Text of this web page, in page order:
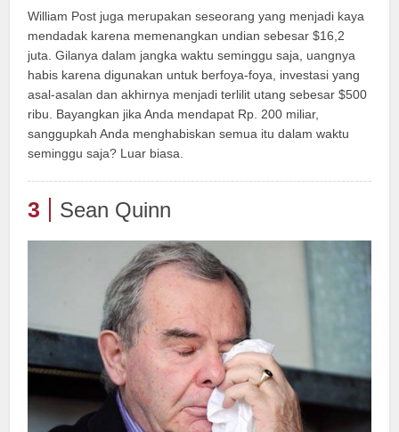
William Post juga merupakan seseorang yang menjadi kaya
mendadak karena memenangkan undian sebesar $16,2
juta. Gilanya dalam jangka waktu seminggu saja, uangnya
habis karena digunakan untuk berfoya-foya, investasi yang
asal-asalan dan akhirnya menjadi terlilit utang sebesar $500
ribu. Bayangkan jika Anda mendapat Rp. 200 miliar,
sanggupkah Anda menghabiskan semua itu dalam waktu
seminggu saja? Luar biasa.
3 Sean Quinn